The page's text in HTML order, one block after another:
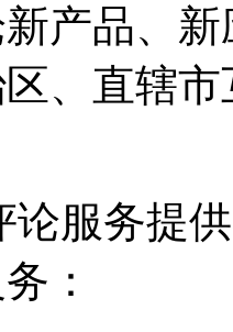
产品、
、直辖
论服务提
：